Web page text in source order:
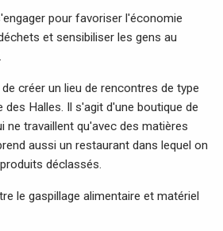
pour favoriser l'économie
et sensibiliser les gens au
créer un lieu de rencontres de type
Halles. Il s'agit d'une boutique de
ne travaillent qu'avec des matières
aussi un restaurant dans lequel on
déclassés.
le gaspillage alimentaire et matériel